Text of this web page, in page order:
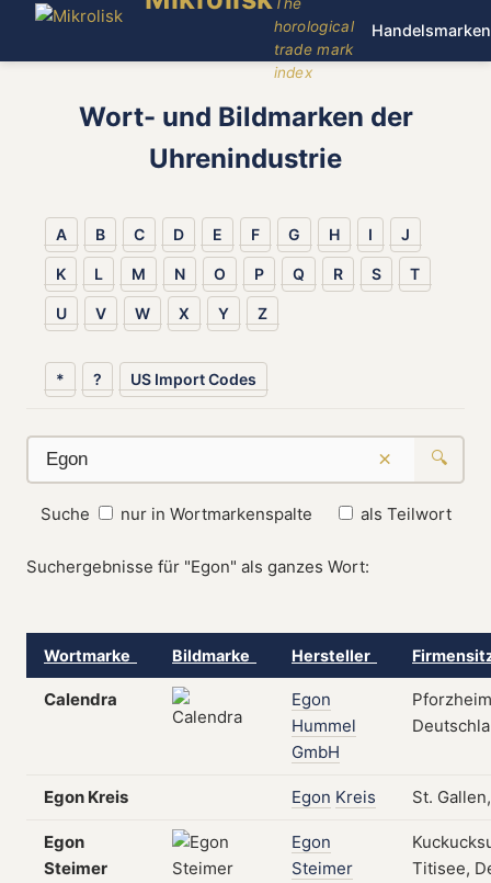
horological
trade mark
index
Handelsmarken
Wort- und Bildmarken der
Uhrenindustrie
A B C D E F G H I J
K L M N O P Q R S T
U V W X Y Z
* ? US Import Codes
× 🔍
Suche nur in Wortmarkenspalte als Teilwort
Suchergebnisse für "Egon" als ganzes Wort:
Wortmarke Bildmarke Hersteller
Calendra
Egon
Hummel
GmbH
Egon Kreis Egon Kreis St.
Egon
Steimer
Egon
Steimer
Titisee,